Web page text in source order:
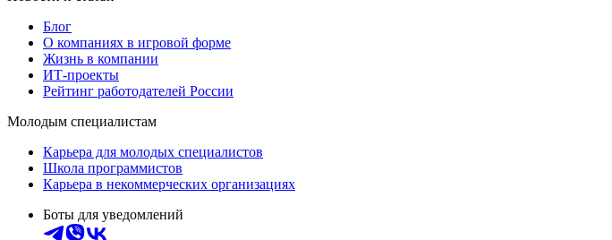
Блог
О компаниях в игровой форме
Жизнь в компании
ИТ-проекты
Рейтинг работодателей России
Молодым специалистам
Карьера для молодых специалистов
Школа программистов
Карьера в некоммерческих организациях
Боты для уведомлений